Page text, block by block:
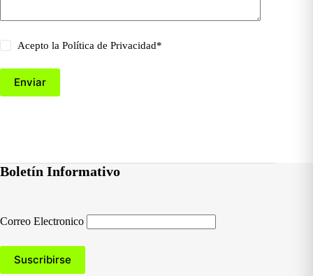
Acepto laPolítica de Privacidad*
Enviar
Boletín Informativo
Correo Electronico